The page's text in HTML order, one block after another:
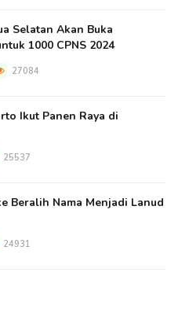
Selatan Akan Buka
1000 CPNS 2024
27084
Ikut Panen Raya di
25537
Beralih Nama Menjadi Lanud
24931